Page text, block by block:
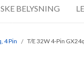
BELYSNING
4 Pin T/E 32W 4-Pin